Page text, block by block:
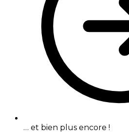
… et bien plus encore !